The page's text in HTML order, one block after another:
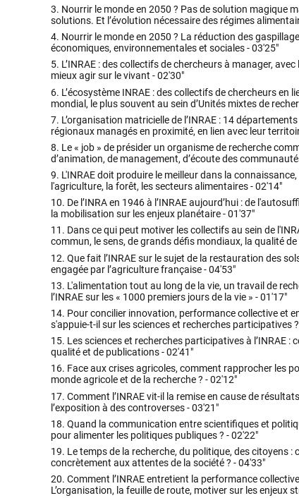
3. Nourrir le monde en 2050 ? Pas de solution magique
solutions. Et l’évolution nécessaire des régimes
4. Nourrir le monde en 2050 ? La réduction des
économiques, environnementales et sociales -03'25"
5. L’INRAE : des collectifs de chercheurs à manager,
mieux agir sur le vivant -02'30"
6. L’écosystème INRAE : des collectifs de chercheurs en
mondial, le plus souvent au sein d’Unités mixtes de
7. L’organisation matricielle de l’INRAE : 14
régionaux managés en proximité, en lien avec leur
8. Le « job » de présider un organisme de recherche
d’animation, de management, d’écoute des
9. L'INRAE doit produire le meilleur dans la
l'agriculture, la forêt, les secteurs alimentaires -02'14"
10. De l’INRA en 1946 à l’INRAE aujourd’hui : de
la mobilisation sur les enjeux planétaire -01'37"
11. Dans ce qui peut motiver les collectifs au sein de
commun, le sens, de grands défis mondiaux, la qualité
12. Que fait l’INRAE sur le sujet de la restauration des
engagée par l’agriculture française -04'53"
13. L'alimentation tout au long de la vie, un travail de
l’INRAE sur les « 1000 premiers jours de la vie » -01'17"
14. Pour concilier innovation, performance collective et
s'appuie-t-il sur les sciences et recherches participatives
15. Les sciences et recherches participatives à l’INRAE :
qualité et de publications -02'41"
16. Face aux crises agricoles, comment rapprocher les
monde agricole et de la recherche ? -02'12"
17. Comment l’INRAE vit-il la remise en cause de
l’exposition à des controverses -03'21"
18. Quand la communication entre scientifiques et
pour alimenter les politiques publiques ? -02'22"
19. Le temps de la recherche, du politique, des citoyens :
concrètement aux attentes de la société ? -04'33"
20. Comment l’INRAE entretient la performance
L’organisation, la feuille de route, motiver sur les enjeux